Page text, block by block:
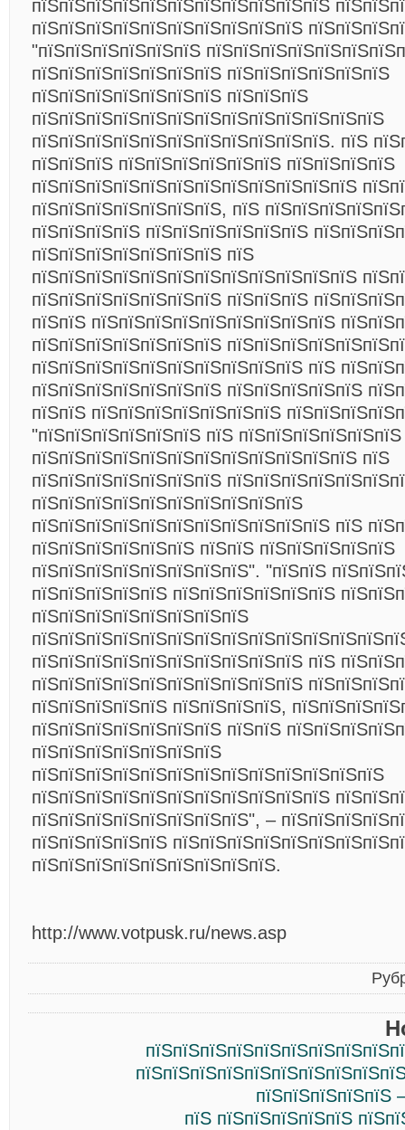
пїЅпїЅпїЅпїЅпїЅпїЅпїЅпїЅпїЅпїЅпїЅ
пїЅпїЅпїЅпїЅпїЅпїЅпїЅпїЅпїЅпїЅ
"пїЅпїЅпїЅпїЅпїЅпїЅ
пїЅпїЅпїЅпїЅпїЅпїЅпїЅ пїЅпїЅпїЅпїЅпїЅпїЅ
пїЅпїЅпїЅпїЅпїЅпїЅпїЅ пїЅпїЅпїЅ
пїЅпїЅпїЅпїЅпїЅпїЅпїЅпїЅпїЅпїЅпїЅпїЅпїЅ
пїЅпїЅпїЅпїЅпїЅпїЅпїЅпїЅпїЅпїЅпїЅ. пїЅ
пїЅпїЅпїЅ пїЅпїЅпїЅпїЅпїЅпїЅ пїЅпїЅпїЅпїЅ
пїЅпїЅпїЅпїЅпїЅпїЅпїЅпїЅпїЅпїЅпїЅпїЅ
пїЅпїЅпїЅпїЅпїЅпїЅпїЅ, пїЅ
пїЅпїЅпїЅпїЅ пїЅпїЅпїЅпїЅпїЅпїЅ
пїЅпїЅпїЅпїЅпїЅпїЅпїЅ пїЅ
пїЅпїЅпїЅпїЅпїЅпїЅпїЅпїЅпїЅпїЅпїЅпїЅ
пїЅпїЅпїЅпїЅпїЅпїЅпїЅ пїЅпїЅпїЅ
пїЅпїЅ пїЅпїЅпїЅпїЅпїЅпїЅпїЅпїЅпїЅ
пїЅпїЅпїЅпїЅпїЅпїЅпїЅ
пїЅпїЅпїЅпїЅпїЅпїЅпїЅпїЅпїЅпїЅ пїЅ
пїЅпїЅпїЅпїЅпїЅпїЅпїЅ пїЅпїЅпїЅпїЅпїЅ
пїЅпїЅ пїЅпїЅпїЅпїЅпїЅпїЅпїЅ
"пїЅпїЅпїЅпїЅпїЅпїЅ пїЅ пїЅпїЅпїЅпїЅпїЅпїЅ
пїЅпїЅпїЅпїЅпїЅпїЅпїЅпїЅпїЅпїЅпїЅпїЅ пїЅ
пїЅпїЅпїЅпїЅпїЅпїЅпїЅ
пїЅпїЅпїЅпїЅпїЅпїЅпїЅпїЅпїЅпїЅ
пїЅпїЅпїЅпїЅпїЅпїЅпїЅпїЅпїЅпїЅпїЅ пїЅ
пїЅпїЅпїЅпїЅпїЅпїЅ пїЅпїЅ пїЅпїЅпїЅпїЅпїЅ
пїЅпїЅпїЅпїЅпїЅпїЅпїЅпїЅ". "пїЅпїЅ
пїЅпїЅпїЅпїЅпїЅ пїЅпїЅпїЅпїЅпїЅпїЅ
пїЅпїЅпїЅпїЅпїЅпїЅпїЅпїЅ
пїЅпїЅпїЅпїЅпїЅпїЅпїЅпїЅпїЅпїЅ пїЅ
пїЅпїЅпїЅпїЅпїЅпїЅпїЅпїЅпїЅпїЅ
пїЅпїЅпїЅпїЅпїЅ пїЅпїЅпїЅпїЅ,
пїЅпїЅпїЅпїЅпїЅпїЅпїЅ пїЅпїЅ
пїЅпїЅпїЅпїЅпїЅпїЅпїЅ
пїЅпїЅпїЅпїЅпїЅпїЅпїЅпїЅпїЅпїЅпїЅпїЅпїЅ
пїЅпїЅпїЅпїЅпїЅпїЅпїЅпїЅпїЅпїЅпїЅ
пїЅпїЅпїЅпїЅпїЅпїЅпїЅпїЅ", –
пїЅпїЅпїЅпїЅпїЅ
пїЅпїЅпїЅпїЅпїЅпїЅпїЅпїЅпїЅ.
http://www.votpusk.ru/news.asp
пїЅпїЅпїЅпїЅпїЅ
пїЅ пїЅпїЅпїЅпїЅпїЅ